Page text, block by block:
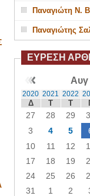
Παναγιώτη Ν.
Παναγιώτης
ΕΥΡΕΣΗ
Αυγ
2020 2021 2022
Δ Τ Τ
27 28 29
3
4 5
10
11 12
17
18 19
24
25 26
31
1 2